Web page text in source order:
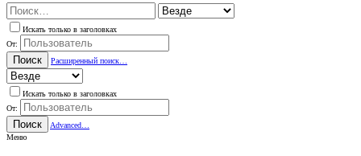
Искать только в заголовках
От:
Поиск Расширенный поиск…
Искать только в заголовках
От:
Поиск
Advanced…
Меню